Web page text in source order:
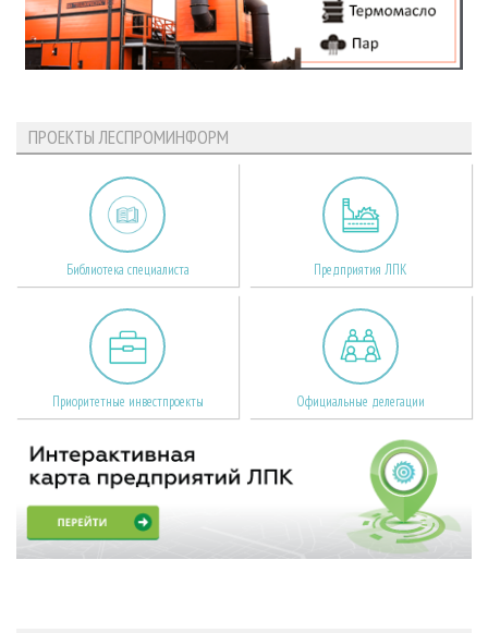
ПРОЕКТЫ ЛЕСПРОМИНФОРМ
Библиотека специалиста Предприятия ЛПК
Приоритетные инвестпроекты Официальные делегации